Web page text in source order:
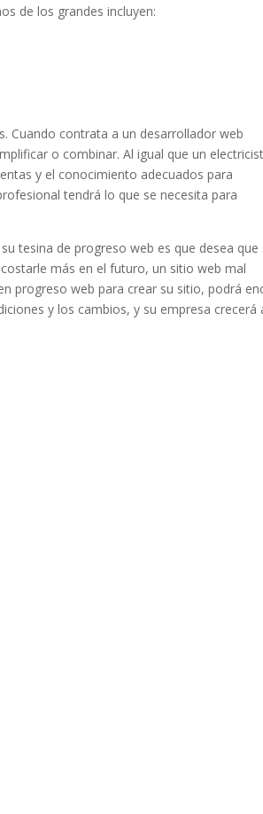
de los grandes incluyen:
Cuando contrata a un desarrollador web
o combinar. Al igual que un
y el conocimiento adecuados para
tendrá lo que se necesita para
tesina de progreso web es que desea que
más en el futuro, un sitio web mal
progreso web para crear su sitio, podrá
y los cambios, y su empresa crecerá